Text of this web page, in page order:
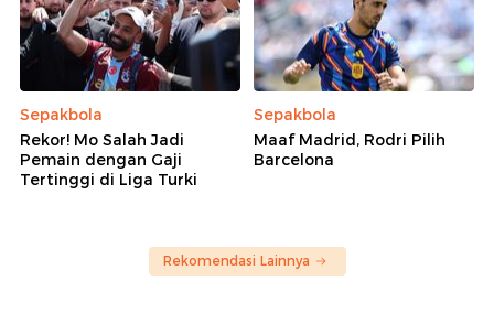
Sepakbola
Rekor! Mo Salah Jadi
Pemain dengan Gaji
Tertinggi di Liga Turki
Sepakbola
Maaf Madrid, Rodri Pilih
Barcelona
Rekomendasi Lainnya